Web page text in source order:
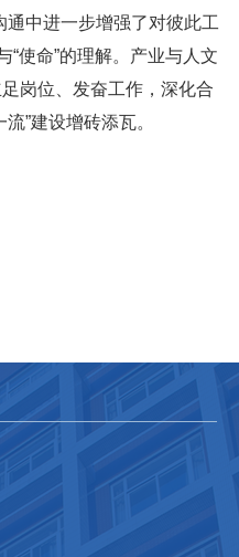
通中进一步增强了对彼此工
“使命”的理解。产业与人文
岗位、发奋工作，深化合
”建设增砖添瓦。